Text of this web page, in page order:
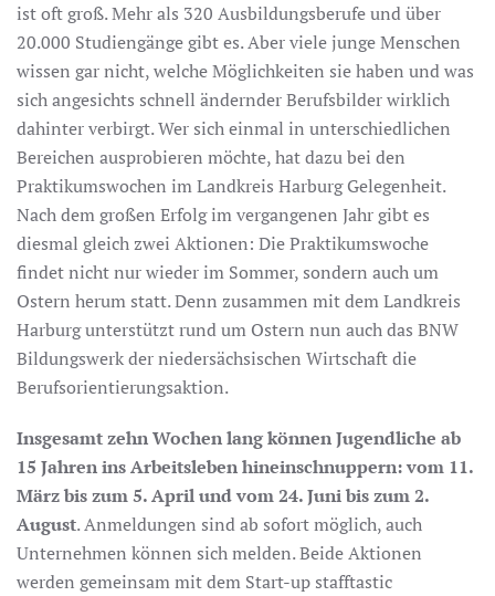
ist oft groß. Mehr als 320 Ausbildungsberufe und über
20.000 Studiengänge gibt es. Aber viele junge Menschen
wissen gar nicht, welche Möglichkeiten sie haben und was
sich angesichts schnell ändernder Berufsbilder wirklich
dahinter verbirgt. Wer sich einmal in unterschiedlichen
Bereichen ausprobieren möchte, hat dazu bei den
Praktikumswochen im Landkreis Harburg Gelegenheit.
Nach dem großen Erfolg im vergangenen Jahr gibt es
diesmal gleich zwei Aktionen: Die Praktikumswoche
findet nicht nur wieder im Sommer, sondern auch um
Ostern herum statt. Denn zusammen mit dem Landkreis
Harburg unterstützt rund um Ostern nun auch das BNW
Bildungswerk der niedersächsischen Wirtschaft die
Berufsorientierungsaktion.
Insgesamt zehn Wochen lang können Jugendliche ab
15 Jahren ins Arbeitsleben hineinschnuppern:vom 11.
März bis zum 5. April und vom 24. Juni bis zum 2.
August. Anmeldungen sind ab sofort möglich, auch
Unternehmen können sich melden. Beide Aktionen
werden gemeinsam mit dem Start-up stafftastic